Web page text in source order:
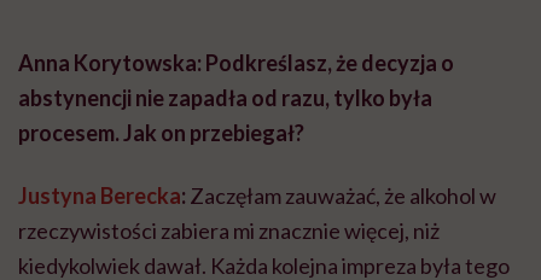
Anna Korytowska: Podkreślasz, że decyzja o
abstynencji nie zapadła od razu, tylko była
procesem. Jak on przebiegał?
Justyna Berecka: Zaczęłam zauważać, że alkohol w
rzeczywistości zabiera mi znacznie więcej, niż
kiedykolwiek dawał. Każda kolejna impreza była tego